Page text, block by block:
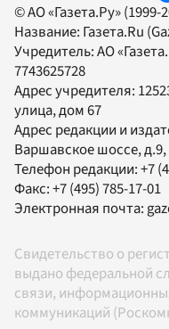
© АО «Газета.Ру»
Название: Газета.Ru
Учредитель:АО
7743625728
Адрес учредителя:
улица, дом 67
Адрес редакции и
Варшавское шоссе, д.9,
Телефон редакции:+7
Факс:+7 (495) 785-17-01
Электронная почта:
Свидетельство о
выдано федеральной
связи,
коммуникаций